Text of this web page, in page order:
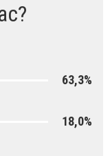
63,3%
18,0%